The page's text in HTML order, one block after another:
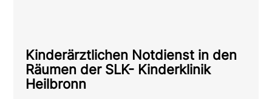
Kinderärztlichen Notdienst in den
Räumen der SLK- Kinderklinik
Heilbronn